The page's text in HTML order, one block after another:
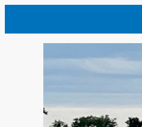
を